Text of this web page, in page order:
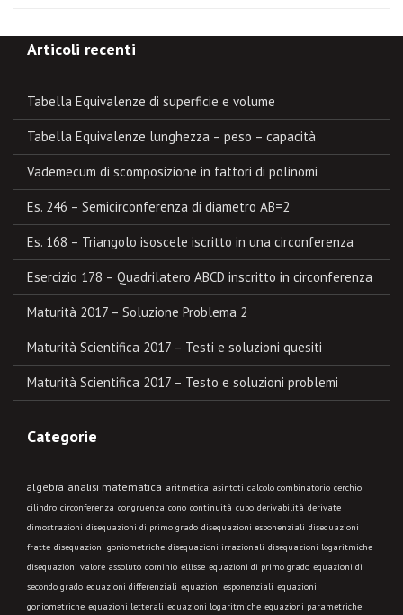
Articoli recenti
Tabella Equivalenze di superficie e volume
Tabella Equivalenze lunghezza – peso – capacità
Vademecum di scomposizione in fattori di polinomi
Es. 246 – Semicirconferenza di diametro AB=2
Es. 168 – Triangolo isoscele iscritto in una circonferenza
Esercizio 178 – Quadrilatero ABCD inscritto in circonferenza
Maturità 2017 – Soluzione Problema 2
Maturità Scientifica 2017 – Testi e soluzioni quesiti
Maturità Scientifica 2017 – Testo e soluzioni problemi
Categorie
algebra analisi matematica aritmetica asintoti calcolo combinatorio cerchio
cilindro circonferenza congruenza cono continuità cubo derivabilità derivate
dimostrazioni disequazioni di primo grado disequazioni esponenziali disequazioni
fratte disequazioni goniometriche disequazioni irrazionali disequazioni logaritmiche
disequazioni valore assoluto dominio ellisse equazioni di primo grado equazioni di
secondo grado equazioni differenziali equazioni esponenziali equazioni
goniometriche equazioni letterali equazioni logaritmiche equazioni parametriche